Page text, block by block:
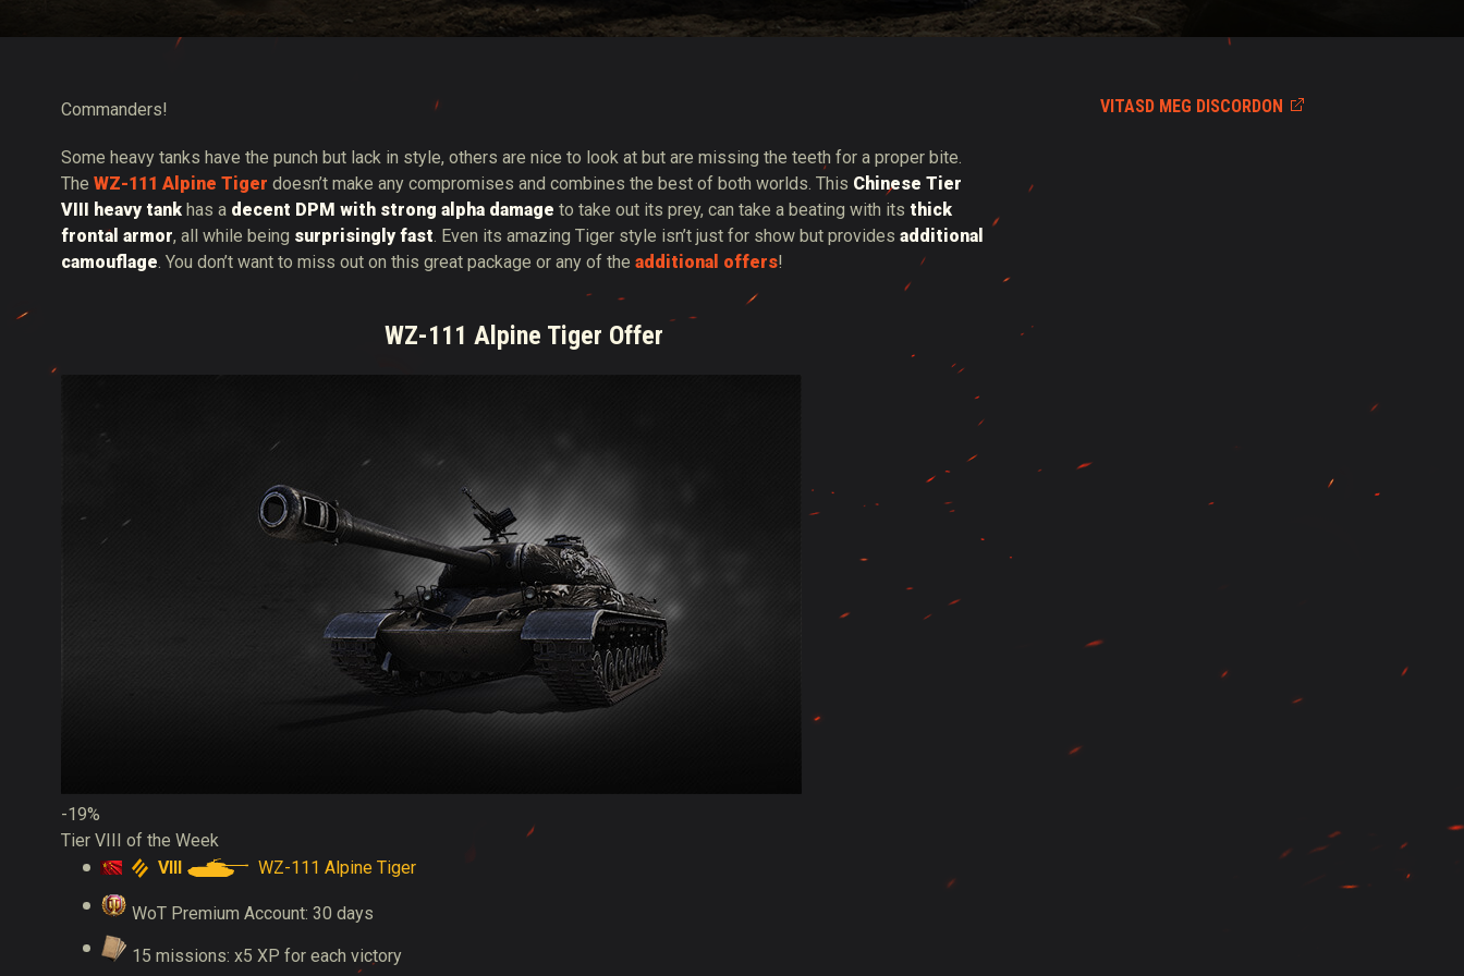
VITASD MEG DISCORDON
Commanders!
Some heavy tanks have the punch but lack in style, others are nice to look at but are missing the teeth for a proper bite.
The WZ-111 Alpine Tiger doesn’t make any compromises and combines the best of both worlds. This Chinese Tier
VIII heavy tank has a decent DPM with strong alpha damage to take out its prey, can take a beating with its thick
frontal armor, all while being surprisingly fast. Even its amazing Tiger style isn’t just for show but provides additional
camouflage. You don’t want to miss out on this great package or any of the additional offers!
WZ-111 Alpine Tiger Offer
-19%
Tier VIII of the Week
VIII
WZ-111 Alpine Tiger
WoT Premium Account: 30 days
15 missions: x5 XP for each victory